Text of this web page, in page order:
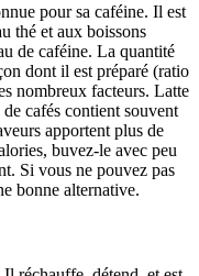
pour sa caféine. Il est
thé et aux boissons
de caféine. La quantité
dont il est préparé (ratio
nombreux facteurs. Latte
cafés contient souvent
apportent plus de
buvez-le avec peu
Si vous ne pouvez pas
bonne alternative.